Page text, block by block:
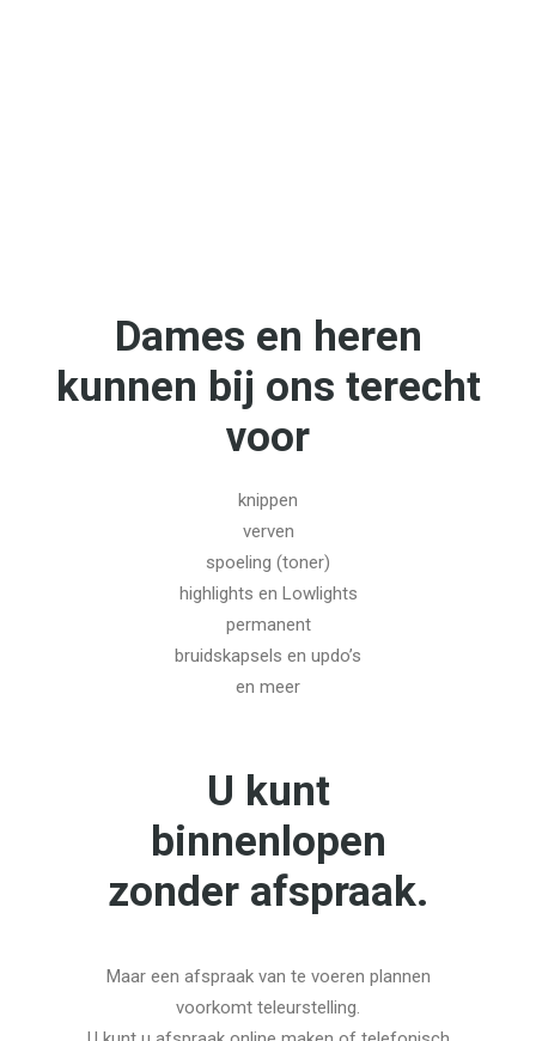
Dames en heren
kunnen bij ons terecht
voor
knippen
verven
spoeling (toner)
highlights en Lowlights
permanent
bruidskapsels en updo’s
en meer
U kunt
binnenlopen
zonder afspraak.
Maar een afspraak van te voeren plannen
voorkomt teleurstelling.